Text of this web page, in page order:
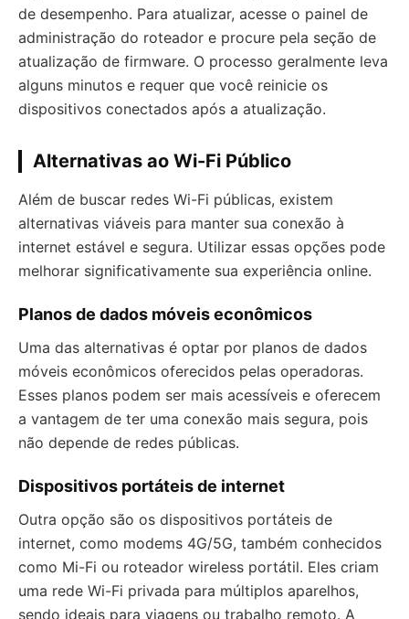
de desempenho. Para atualizar, acesse o painel de
administração do roteador e procure pela seção de
atualização de firmware. O processo geralmente leva
alguns minutos e requer que você reinicie os
dispositivos conectados após a atualização.
Alternativas ao Wi-Fi Público
Além de buscar redes Wi-Fi públicas, existem
alternativas viáveis para manter sua conexão à
internet estável e segura. Utilizar essas opções pode
melhorar significativamente sua experiência online.
Planos de dados móveis econômicos
Uma das alternativas é optar por planos de dados
móveis econômicos oferecidos pelas operadoras.
Esses planos podem ser mais acessíveis e oferecem
a vantagem de ter uma conexão mais segura, pois
não depende de redes públicas.
Dispositivos portáteis de internet
Outra opção são os dispositivos portáteis de
internet, como modems 4G/5G, também conhecidos
como Mi-Fi ou roteador wireless portátil. Eles criam
uma rede Wi-Fi privada para múltiplos aparelhos,
sendo ideais para viagens ou trabalho remoto. A